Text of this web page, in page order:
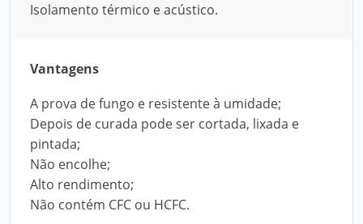
Isolamento térmico e acústico.
Vantagens
A prova de fungo e resistente à umidade;
Depois de curada pode ser cortada, lixada e
pintada;
Não encolhe;
Alto rendimento;
Não contém CFC ou HCFC.